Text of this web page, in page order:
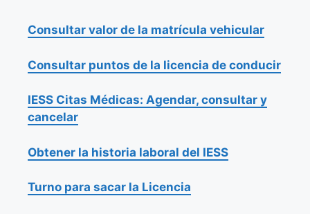
Consultar valor de la matrícula vehicular
Consultar puntos de la licencia de conducir
IESS Citas Médicas: Agendar, consultar y
cancelar
Obtener la historia laboral del IESS
Turno para sacar la Licencia